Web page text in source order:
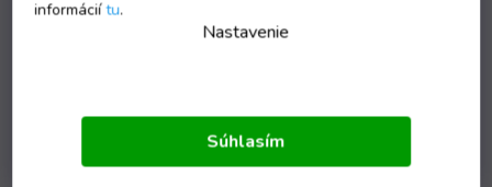
informáciítu.
Nastavenie
Súhlasím